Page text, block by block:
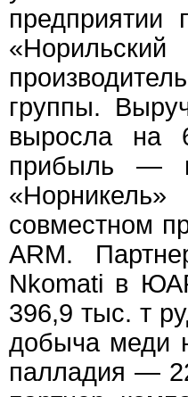
группы.
выросла на
прибыль —
совместном
ARM.
Nkomati в
396,9 тыс. т
добыча меди
палладия —